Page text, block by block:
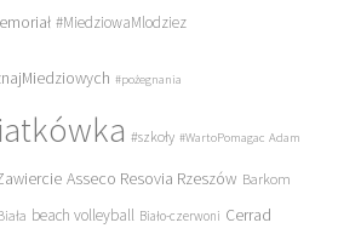
#MiedziowaMlodziez
#pożegnania
#szkoły #WartoPomagac Adam
Asseco Resovia Rzeszów Barkom
beach volleyball Biało-czerwoni Cerrad